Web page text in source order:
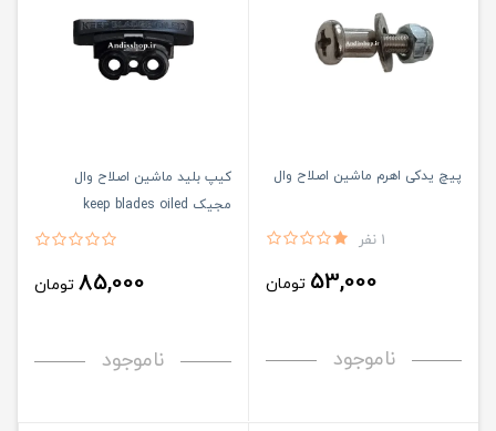
پیچ یدکی اهرم ماشین اصلاح وال
1 نفر
53,000 تومان
ناموجود
کیپ بلید ماشین اصلاح وال
مجیک keep blades oiled
85,000 تومان
ناموجود